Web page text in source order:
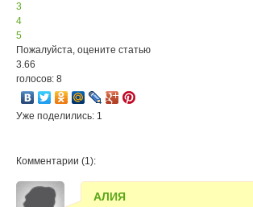
3
4
5
Пожалуйста, оцените статью
3.66
голосов: 8
Уже поделились: 1
Комментарии (1):
АЛИЯ